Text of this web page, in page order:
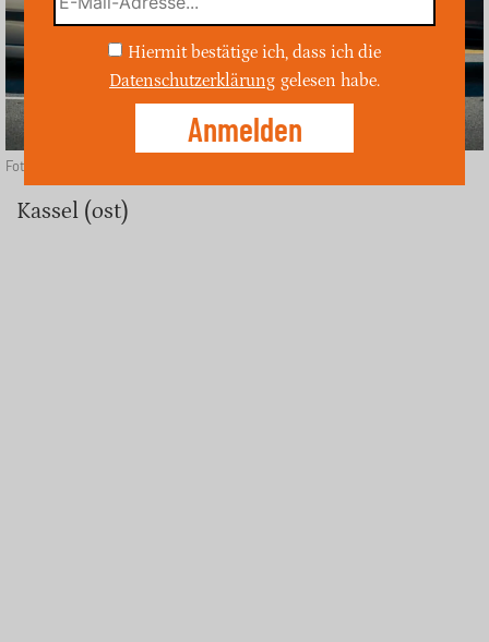
Foto: Depositphotos
Kassel (ost)
Hiermit bestätige ich, dass ich die
Datenschutzerklärung gelesen habe.